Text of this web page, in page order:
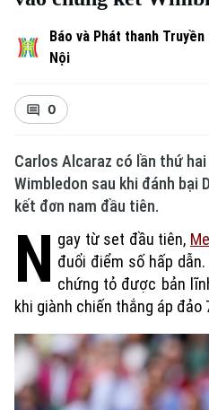
Báo và Phát thanh Truyền
Nội
0
Carlos Alcaraz có lần thứ
Wimbledon sau khi đánh bại
kết đơn nam đầu tiên.
N gay từ set đầu tiên,
đuổi điểm số hấp
chứng tỏ được bản
khi giành chiến thắng áp đảo